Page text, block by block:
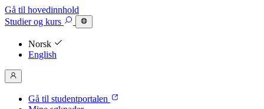
Gå til hovedinnhold
Studierog kurs
Norsk
English
Gå til studentportalen